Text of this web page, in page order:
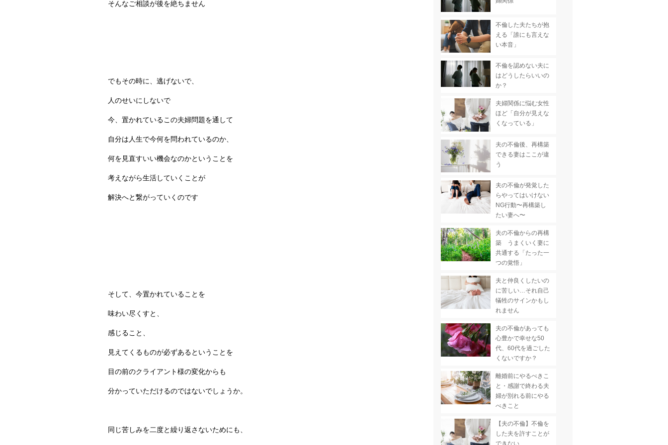
そんなご相談が後を絶ちません
でもその時に、逃げないで、
人のせいにしないで
今、置かれているこの夫婦問題を通して
自分は人生で今何を問われているのか、
何を見直すいい機会なのかということを
考えながら生活していくことが
解決へと繋がっていくのです
そして、今置かれていることを
味わい尽くすと、
感じること、
見えてくるものが必ずあるということを
目の前のクライアント様の変化からも
分かっていただけるのではないでしょうか。
同じ苦しみを二度と繰り返さないためにも、
不倫した夫たちが抱
える「誰にも言えな
い本音」
不倫を認めない夫に
はどうしたらいいの
か？
夫婦関係に悩む女性
ほど「自分が見えな
くなっている」
夫の不倫後、再構築
できる妻はここが違
う
夫の不倫が発覚した
らやってはいけない
NG行動〜再構築し
たい妻へ〜
夫の不倫からの再構
築 うまくいく妻に
共通する「たった一
つの覚悟」
夫と仲良くしたいの
に苦しい…それ自己
犠牲のサインかもし
れません
夫の不倫があっても
心豊かで幸せな50
代、60代を過ごした
くないですか？
離婚前にやるべきこ
と・感謝で終わる夫
婦が別れる前にやる
べきこと
【夫の不倫】不倫を
した夫を許すことが